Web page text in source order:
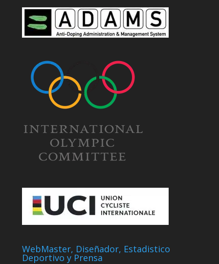
WebMaster, Diseñador, Estadistico
Deportivo y Prensa